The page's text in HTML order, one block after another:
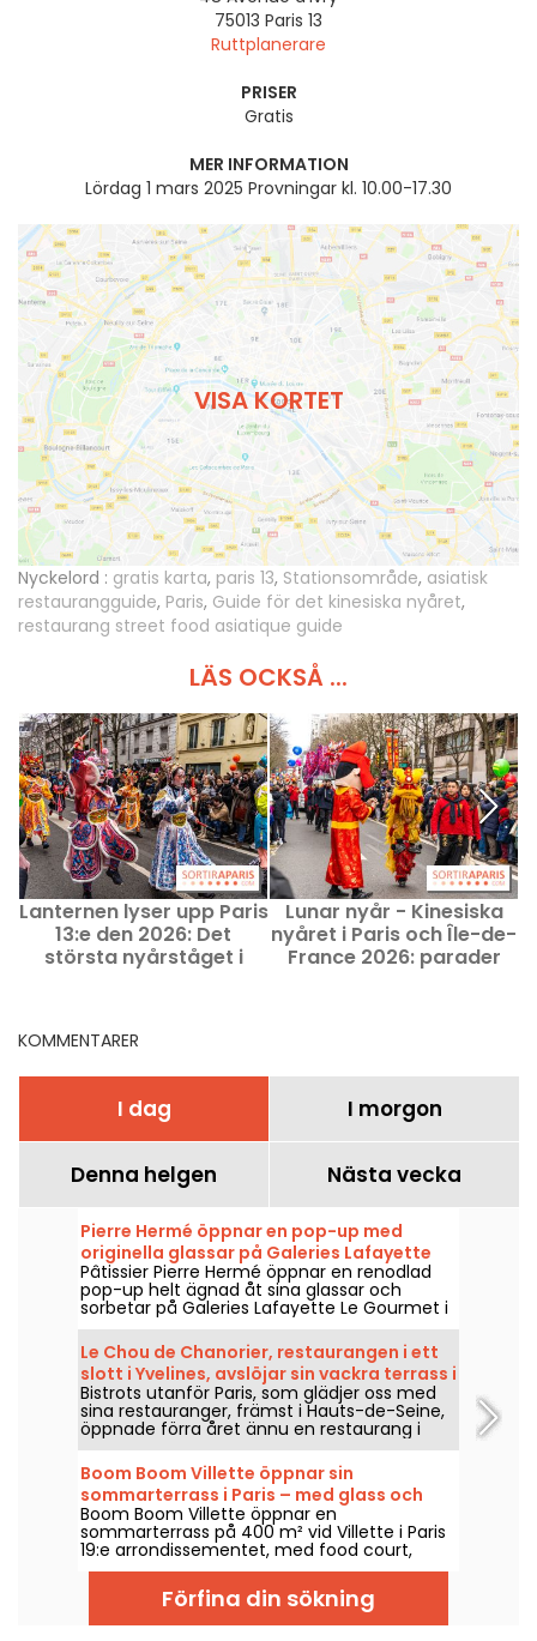
75013 Paris 13
Ruttplanerare
PRISER
Gratis
MER INFORMATION
Lördag 1 mars 2025 Provningar kl. 10.00-17.30
VISA KORTET
Nyckelord : gratis karta, paris 13, Stationsområde, asiatisk
restaurangguide, Paris, Guide för det kinesiska nyåret,
restaurang street food asiatique guide
LÄS OCKSÅ ...
Lanternen lyser upp Paris
13:e den 2026: Det
största nyårståget i
Lunar nyår - Kinesiska
nyåret i Paris och Île-de-
France 2026: parader
KOMMENTARER
I dag I morgon
Denna helgen Nästa vecka
Pierre Hermé öppnar en pop-up med
originella glassar på Galeries Lafayette
Pâtissier Pierre Hermé öppnar en renodlad
pop-up helt ägnad åt sina glassar och
sorbetar på Galeries Lafayette Le Gourmet i
Paris nionde arrondissement från den 2 juli
till den 2 september 2026. Vi gick dit för att
prova hans nya glassiga briocheer, strutar
gjorda på växtbaserad mjölk och hans
glasskulor i mycket frestande smaker.
Le Chou de Chanorier, restaurangen i ett
slott i Yvelines, avslöjar sin vackra terrass i
toppklass
Bistrots utanför Paris, som glädjer oss med
sina restauranger, främst i Hauts-de-Seine,
öppnade förra året ännu en restaurang i
Yvelines! Och inte vilken plats som helst
utan det är i Château Chanorier i Croissy-
sur-Seine man nu kan gå dit och njuta. Och
överraskning, där kan man avnjuta en meny
signerad av Charlie Anne, finalisten i Top
Chef 2025. Vi har testat restaurangen Chou
de Chanorier som bjuder på en kort och
gastronomisk meny och till och med en
enorm terrass i hjärtat av en grönska­nde
park som erbjuder raclette på vintern och
barbecue på sommaren.
Boom Boom Villette öppnar sin
sommarterrass i Paris – med glass och
utomhusspel
Boom Boom Villette öppnar en
sommarterrass på 400 m² vid Villette i Paris
19:e arrondissementet, med food court,
glass och utomhusspel, från den 18 april till
hösten 2026. Ett enkelt alternativ för att äta
ute, ta en drink eller förlänga en utekväll när
vädret tillåter.
Förfina din sökning